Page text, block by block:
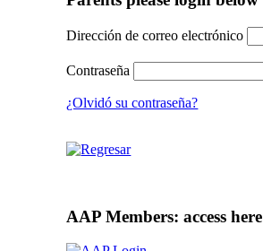
Dirección de correo electrónico
Contraseña
¿Olvidó su contraseña?
AAP Members: access here